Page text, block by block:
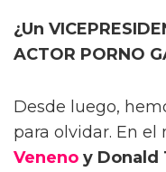
¿Un
ACTOR PORNO
Desde luego,
para olvidar. En el
Veneno y Donald